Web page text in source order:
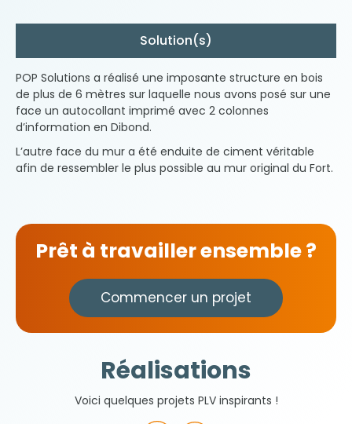
Solution(s)
POP Solutions a réalisé une imposante structure en bois
de plus de 6 mètres sur laquelle nous avons posé sur une
face un autocollant imprimé avec 2 colonnes
d’information en Dibond.
L’autre face du mur a été enduite de ciment véritable
afin de ressembler le plus possible au mur original du Fort.
Prêt à travailler ensemble ?
Commencer un projet
Réalisations
Voici quelques projets PLV inspirants !